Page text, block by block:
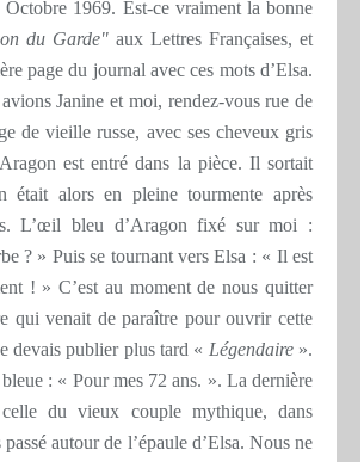
1969. Est-ce vraiment la bonne
du Garde" aux Lettres Françaises, et
page du journal avec ces mots d’Elsa.
Janine et moi, rendez-vous rue de
de vieille russe, avec ses cheveux gris
est entré dans la pièce. Il sortait
était alors en pleine tourmente après
L’œil bleu d’Aragon fixé sur moi :
? » Puis se tournant vers Elsa : « Il est
! » C’est au moment de nous quitter
qui venait de paraître pour ouvrir cette
devais publier plus tard « Légendaire».
: « Pour mes 72 ans. ». La dernière
du vieux couple mythique, dans
autour de l’épaule d’Elsa. Nous ne